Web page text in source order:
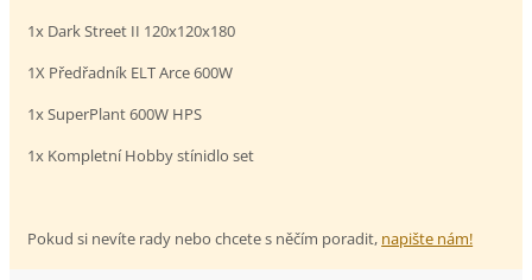
1x Dark Street II 120x120x180
1X Předřadník ELT Arce 600W
1x SuperPlant 600W HPS
1x Kompletní Hobby stínidlo set
Pokud si nevíte rady nebo chcete s něčím poradit, napište nám!